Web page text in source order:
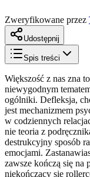
Zweryfikowane przez
Udostępnij
Spis treści
Większość z nas zna
niewygodnym
ogólniki. Defleksja,
jest mechanizmem
w codziennych
nie teoria z
destrukcyjny sposób
emocjami.
zawsze kończą się na
niekończący się